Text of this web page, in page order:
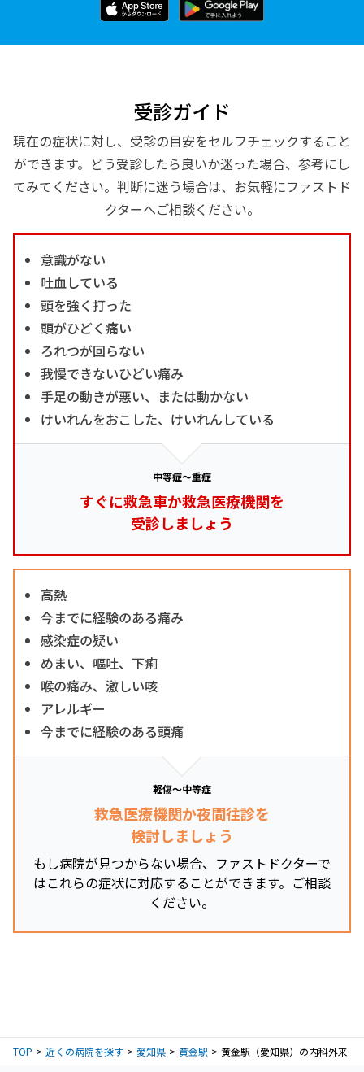
受診ガイド
現在の症状に対し、受診の目安をセルフチェックすること
ができます。どう受診したら良いか迷った場合、参考にし
てみてください。判断に迷う場合は、お気軽にファストド
クターへご相談ください。
意識がない
吐血している
頭を強く打った
頭がひどく痛い
ろれつが回らない
我慢できないひどい痛み
手足の動きが悪い、または動かない
けいれんをおこした、けいれんしている
中等症～重症
すぐに救急車か救急医療機関を
受診しましょう
高熱
今までに経験のある痛み
感染症の疑い
めまい、嘔吐、下痢
喉の痛み、激しい咳
アレルギー
今までに経験のある頭痛
軽傷～中等症
救急医療機関か夜間往診を
検討しましょう
もし病院が見つからない場合、ファストドクターで
はこれらの症状に対応することができます。ご相談
ください。
TOP 近くの病院を探す 愛知県 黄金駅 黄金駅（愛知県）の内科外来